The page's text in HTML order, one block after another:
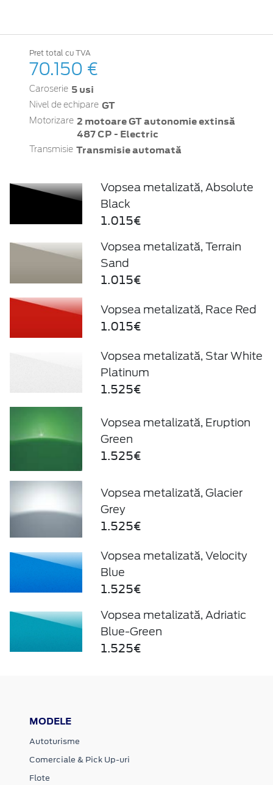
Pret total cu TVA
70.150 €
Caroserie 5 usi
Nivel de echipare GT
Motorizare 2 motoare GT autonomie extinsă
487 CP - Electric
Transmisie Transmisie automată
Vopsea metalizată, Absolute
Black
1.015€
Vopsea metalizată, Terrain
Sand
1.015€
Vopsea metalizată, Race Red
1.015€
Vopsea metalizată, Star White
Platinum
1.525€
Vopsea metalizată, Eruption
Green
1.525€
Vopsea metalizată, Glacier
Grey
1.525€
Vopsea metalizată, Velocity
Blue
1.525€
Vopsea metalizată, Adriatic
Blue-Green
1.525€
MODELE
Autoturisme
Comerciale & Pick Up-uri
Flote